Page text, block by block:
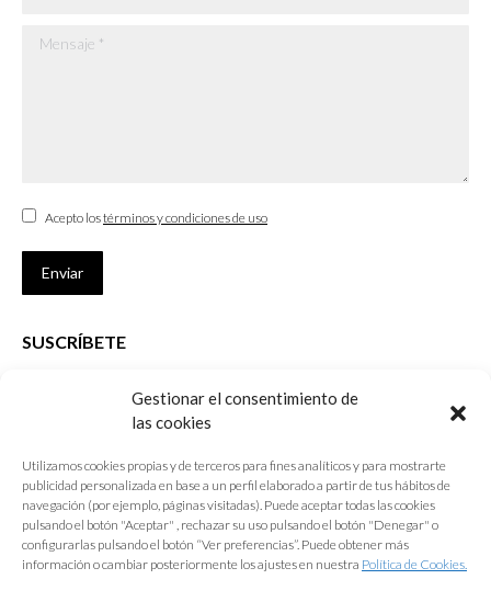
Gestionar el consentimiento de
las cookies
Utilizamos cookies propias y de terceros para fines analíticos y para mostrarte
publicidad personalizada en base a un perfil elaborado a partir de tus hábitos de
navegación (por ejemplo, páginas visitadas). Puede aceptar todas las cookies
pulsando el botón "Aceptar" , rechazar su uso pulsando el botón "Denegar" o
configurarlas pulsando el botón “Ver preferencias”. Puede obtener más
información o cambiar posteriormente los ajustes en nuestra Política de Cookies.
Mensaje *
Acepto lostérminos y condiciones de uso
Enviar
SUSCRÍBETE
que desarrolla el Colegio de Arquitectos de Cádiz
E-mail *
Acepto lostérminos y condiciones de uso